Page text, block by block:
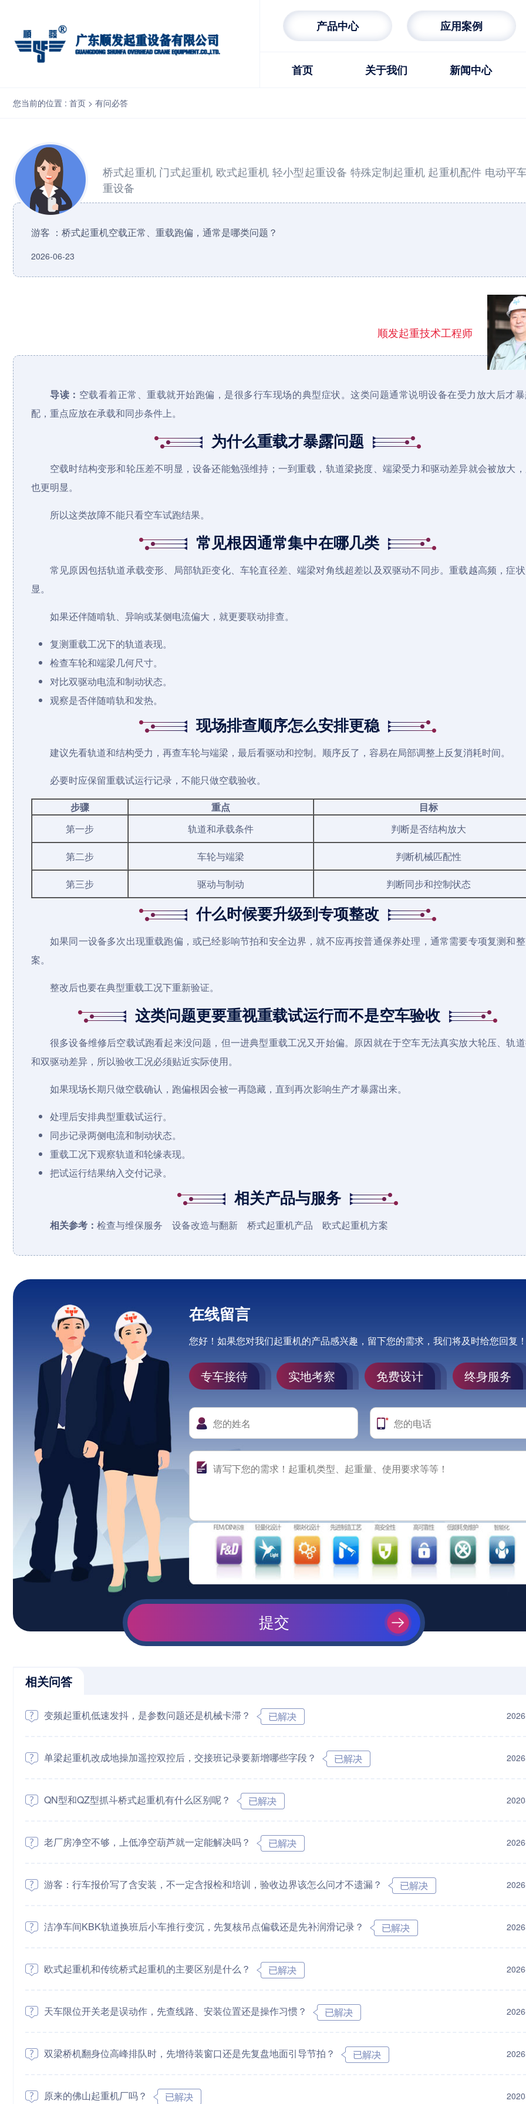
产品中心 应用案例
首页 关于我们 新闻中心
桥式起重机空载正常、重载跑偏，通常是哪类问题？
您当前的位置 : 首页 > 有问必答
桥式起重机 门式起重机 欧式起重机 轻小型起重设备 特殊定制起重机 起重机配件 电动平
重设备
游客 ：桥式起重机空载正常、重载跑偏，通常是哪类问题？
2026-06-23
顺发起重技术工程师
导读： 空载看着正常、重载就开始跑偏，是很多行车现场的典型症状。这类问题通常说明设备在受力放大后才
配，重点应放在承载和同步条件上。
为什么重载才暴露问题
空载时结构变形和轮压差不明显，设备还能勉强维持；一到重载，轨道梁挠度、端梁受力和驱动差异就会被放大
也更明显。
所以这类故障不能只看空车试跑结果。
常见根因通常集中在哪几类
常见原因包括轨道承载变形、局部轨距变化、车轮直径差、端梁对角线超差以及双驱动不同步。重载越高频，症
显。
如果还伴随啃轨、异响或某侧电流偏大，就更要联动排查。
复测重载工况下的轨道表现。
检查车轮和端梁几何尺寸。
对比双驱动电流和制动状态。
观察是否伴随啃轨和发热。
现场排查顺序怎么安排更稳
建议先看轨道和结构受力，再查车轮与端梁，最后看驱动和控制。顺序反了，容易在局部调整上反复消耗时间。
必要时应保留重载试运行记录，不能只做空载验收。
步骤
重点
目标
第一步
轨道和承载条件 判断是否结构放大
第二步 车轮与端梁 判断机械匹配性
第三步 驱动与制动 判断同步和控制状态
什么时候要升级到专项整改
如果同一设备多次出现重载跑偏，或已经影响节拍和安全边界，就不应再按普通保养处理，通常需要专项复测和
案。
整改后也要在典型重载工况下重新验证。
这类问题更要重视重载试运行而不是空车验收
很多设备维修后空载试跑看起来没问题，但一进典型重载工况又开始偏。原因就在于空车无法真实放大轮压、轨
和双驱动差异，所以验收工况必须贴近实际使用。
如果现场长期只做空载确认，跑偏根因会被一再隐藏，直到再次影响生产才暴露出来。
处理后安排典型重载试运行。
同步记录两侧电流和制动状态。
重载工况下观察轨道和轮缘表现。
把试运行结果纳入交付记录。
相关产品与服务
相关参考： 检查与维保服务 设备改造与翻新 桥式起重机产品 欧式起重机方案
在线留言
您好！如果您对我们起重机的产品感兴趣，留下您的需求，我们将及时给您回复
专车接待 实地考察 免费设计 终身服务
提交
相关问答
变频起重机低速发抖，是参数问题还是机械卡滞？
单梁起重机改成地操加遥控双控后，交接班记录要新增哪些字段？
QN型和QZ型抓斗桥式起重机有什么区别呢？
老厂房净空不够，上低净空葫芦就一定能解决吗？
游客：行车报价写了含安装，不一定含报检和培训，验收边界该怎么问才不遗漏？
洁净车间KBK轨道换班后小车推行变沉，先复核吊点偏载还是先补润滑记录？
欧式起重机和传统桥式起重机的主要区别是什么？
天车限位开关老是误动作，先查线路、安装位置还是操作习惯？
双梁桥机翻身位高峰排队时，先增待装窗口还是先复盘地面引导节拍？
原来的佛山起重机厂吗？